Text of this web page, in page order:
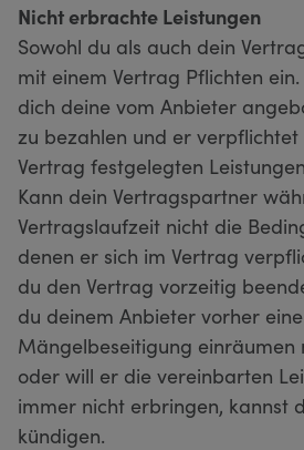
Nicht erbrachte Leistungen
Sowohl du als auch dein
mit einem Vertrag Pflichten
dich deine vom Anbieter
zu bezahlen und er
Vertrag festgelegten
Kann dein Vertragspartner
Vertragslaufzeit nicht die
denen er sich im Vertrag
du den Vertrag vorzeitig
du deinem Anbieter vorher
Mängelbeseitigung einräumen
oder will er die vereinbarten
immer nicht erbringen, kannst
kündigen.